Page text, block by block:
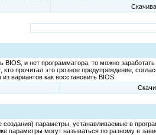
и нет программатора, то можно
кто прочитал это грозное предупреждение,
вариантов как восстановить BIOS.
параметры, устанавливаемые в
могут называться по разному в